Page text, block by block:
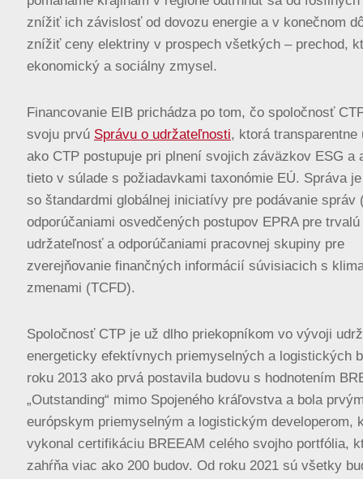
znížiť ich závislosť od dovozu energie a v konečnom
znížiť ceny elektriny v prospech všetkých – prechod,
ekonomický a sociálny zmysel.
Financovanie EIB prichádza po tom, čo spoločnosť
svoju prvú Správu o udržateľnosti, ktorá transparentne
ako CTP postupuje pri plnení svojich záväzkov ESG a
tieto v súlade s požiadavkami taxonómie EÚ. Správa
so štandardmi globálnej iniciatívy pre podávanie správ
odporúčaniami osvedčených postupov EPRA pre trvalú
udržateľnosť a odporúčaniami pracovnej skupiny pre
zverejňovanie finančných informácií súvisiacich s
zmenami (TCFD).
Spoločnosť CTP je už dlho priekopníkom vo vývoji
energeticky efektívnych priemyselných a logistických
roku 2013 ako prvá postavila budovu s hodnotením
„Outstanding“ mimo Spojeného kráľovstva a bola
európskym priemyselným a logistickým developerom,
vykonal certifikáciu BREEAM celého svojho portfólia,
zahŕňa viac ako 200 budov. Od roku 2021 sú všetky